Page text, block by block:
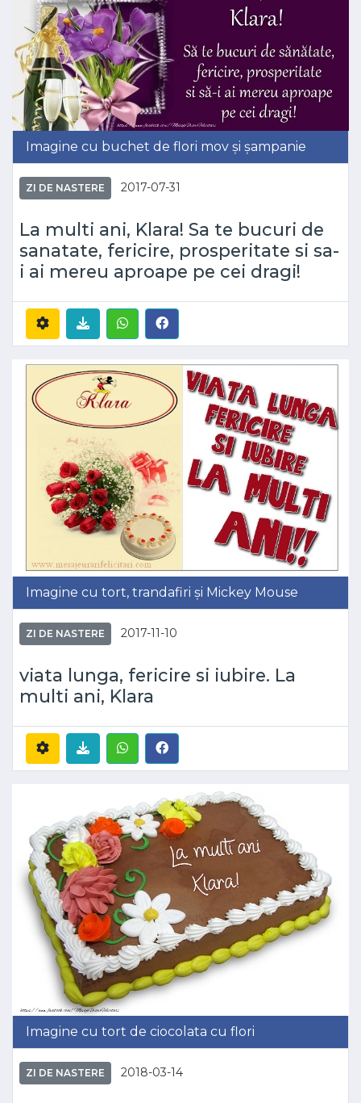
Imagine cu buchet de flori mov și șampanie
ZI DE NASTERE 2017-07-31
La multi ani, Klara! Sa te bucuri de
sanatate, fericire, prosperitate si sa-
i ai mereu aproape pe cei dragi!
Imagine cu tort, trandafiri și Mickey Mouse
ZI DE NASTERE 2017-11-10
viata lunga, fericire si iubire. La
multi ani, Klara
Imagine cu tort de ciocolata cu flori
ZI DE NASTERE 2018-03-14